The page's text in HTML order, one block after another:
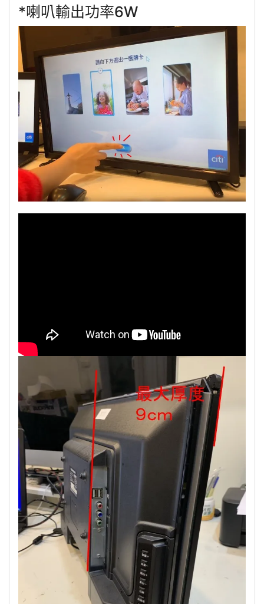
*喇叭輸出功率6W